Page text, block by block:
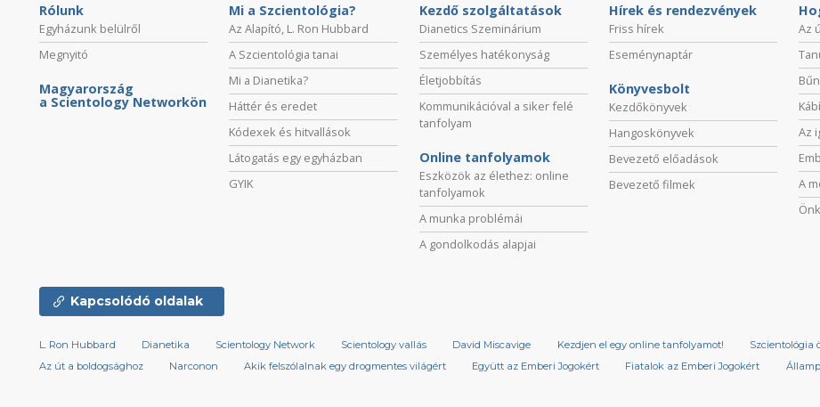
Rólunk
Egyházunk belülről
Megnyitó
Magyarország
a Scientology Networkön
Mi a Szcientológia?
Az Alapító, L. Ron Hubbard
A Szcientológia tanai
Mi a Dianetika?
Háttér és eredet
Kódexek és hitvallások
Látogatás egy egyházban
GYIK
Kezdő szolgáltatások
Dianetics Szeminárium
Személyes hatékonyság
Életjobbítás
Kommunikációval a siker felé
tanfolyam
Online tanfolyamok
Eszközök az élethez: online
tanfolyamok
A munka problémái
A gondolkodás alapjai
Hírek és rendezvények
Friss hírek
Eseménynaptár
Könyvesbolt
Kezdőkönyvek
Hangoskönyvek
Bevezető előadások
Bevezető filmek
Az
Az
A
Kapcsolódó oldalak
L. Ron Hubbard Dianetika Scientology Network Scientology vallás David Miscavige Kezdjen el egy online tanfolyamot! Szcientológia
Az út a boldogsághoz
Narconon Akik felszólalnak egy drogmentes világért Együtt az Emberi Jogokért Fiatalok az Emberi Jogokért